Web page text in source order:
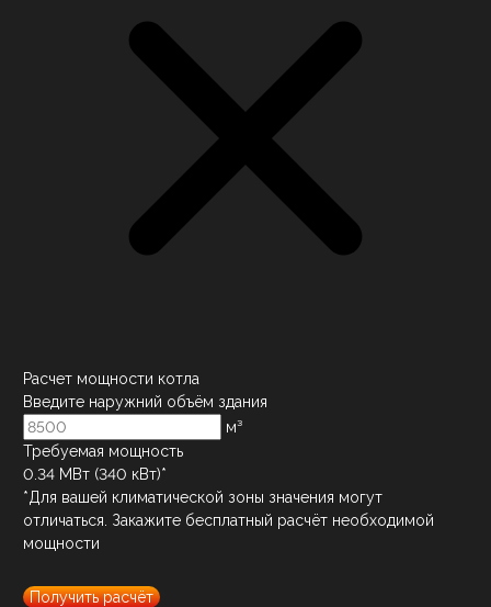
Расчет мощности котла
Введите наружний объём здания
м³
Требуемая мощность
0.34 МВт (340 кВт)*
*Для вашей климатической зоны значения могут
отличаться. Закажите бесплатный расчёт необходимой
мощности
Получить расчёт